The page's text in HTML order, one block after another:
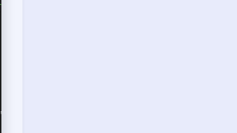
速实现太慢， 没法玩。